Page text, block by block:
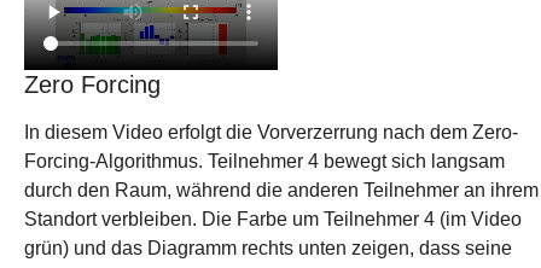
Zero Forcing
In diesem Video erfolgt die Vorverzerrung nach dem Zero-
Forcing-Algorithmus. Teilnehmer 4 bewegt sich langsam
durch den Raum, während die anderen Teilnehmer an ihrem
Standort verbleiben. Die Farbe um Teilnehmer 4 (im Video
grün) und das Diagramm rechts unten zeigen, dass seine